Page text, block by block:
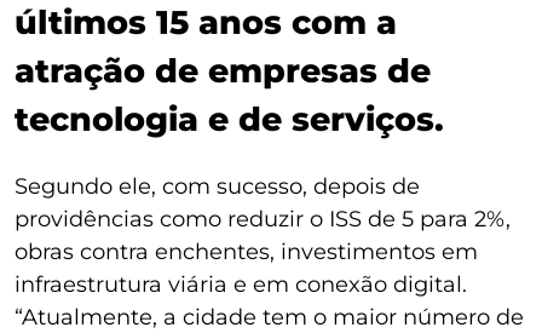
últimos 15 anos com a
atração de empresas de
tecnologia e de serviços.
Segundo ele, com sucesso, depois de
providências como reduzir o ISS de 5 para 2%,
obras contra enchentes, investimentos em
infraestrutura viária e em conexão digital.
“Atualmente, a cidade tem o maior número de